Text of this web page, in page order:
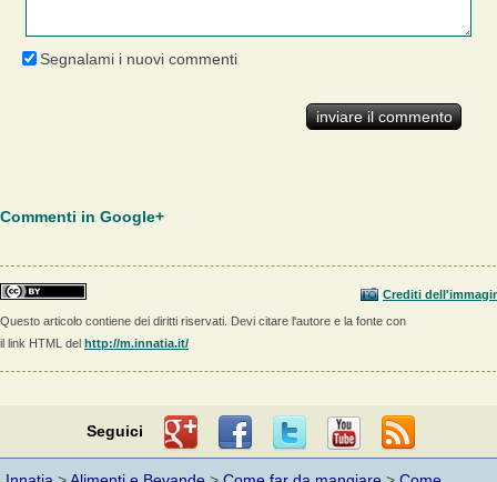
Segnalami i nuovi commenti
Commenti in Google+
Crediti
Questo articolo contiene dei diritti riservati. Devi citare l'autore e la fonte con
il link HTML del http://m.innatia.it/
Seguici